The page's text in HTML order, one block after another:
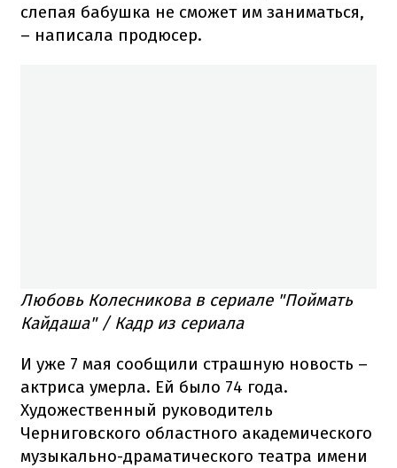
слепая бабушка не сможет им заниматься,
– написала продюсер.
Любовь Колесникова в сериале "Поймать
Кайдаша" / Кадр из сериала
И уже 7 мая сообщили страшную новость –
актриса умерла. Ей было 74 года.
Художественный руководитель
Черниговского областного академического
музыкально-драматического театра имени